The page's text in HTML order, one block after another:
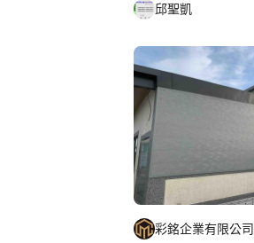
邱聖凱
彩銘企業有限公司